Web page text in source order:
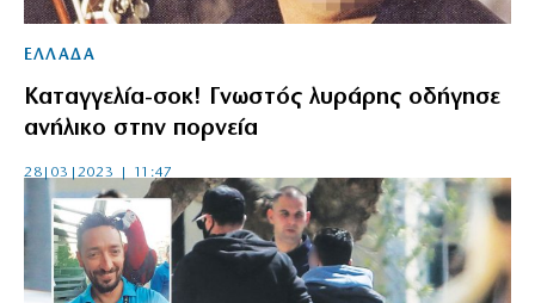
ΕΛΛΑΔΑ
Καταγγελία-σοκ! Γνωστός λυράρης οδήγησε
ανήλικο στην πορνεία
28|03|2023 | 11:47